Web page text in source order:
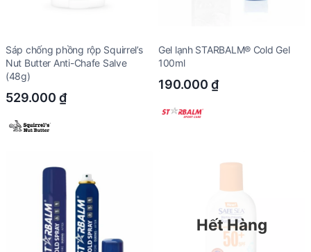
Sáp chống phồng rộp Squirrel’s
Nut Butter Anti-Chafe Salve
(48g)
529.000 ₫
Gel lạnh STARBALM® Cold Gel
100ml
190.000 ₫
Hết Hàng